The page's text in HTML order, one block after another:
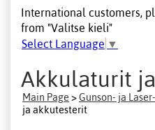
International customers,
from "Valitse kieli"
Select Language ▼
Akkulaturit
Main Page >Gunson- ja
ja akkutesterit